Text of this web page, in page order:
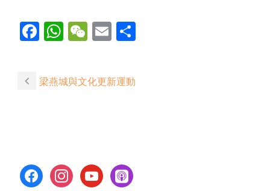
Facebook
WhatsApp
WeChat
Email
梁燕城與文化更新運動
facebookinstagramyoutubeapple-
podcasts